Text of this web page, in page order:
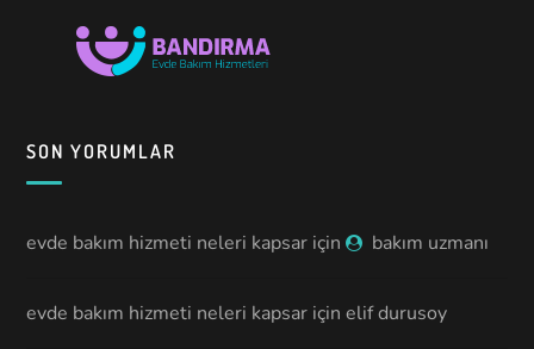
SON YORUMLAR
evde bakım hizmeti neleri kapsar için bakım uzmanı
evde bakım hizmeti neleri kapsar içinelif durusoy